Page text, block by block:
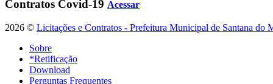
Contratos Covid-19 Acessar
2026 © Licitações e Contratos - Prefeitura Municipal de Santana do
Sobre
*Retificação
Download
Perguntas Frequentes